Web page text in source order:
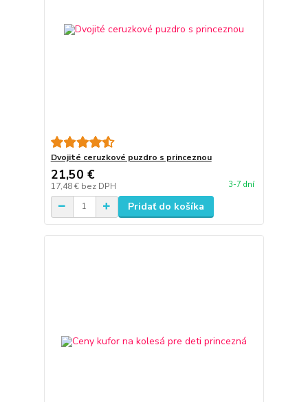
Dvojité ceruzkové puzdro s princeznou
21,50 €
17,48 € bez DPH 3-7 dní
Pridať do košíka